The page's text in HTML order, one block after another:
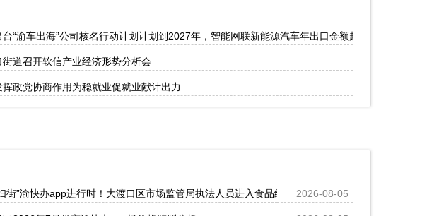
“渝车出海”公司核名行动计划计划到2027年，智能网联新能源汽车年出口金额超1200亿元
街道召开软信产业经济形势分析会
挥政党协商作用为稳就业促就业献计出力
街”渝快办app进行时！大渡口区市场监管局执法人员进入食品经营场所排查安全隐患
2026-08-05